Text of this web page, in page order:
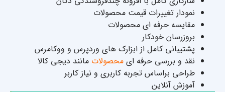
نمودار تغییرات قیمت محصولات
مقایسه حرفه ای محصولات
بروزرسان خودکار
پشتیبانی کامل از ابزارک های وردپرس و ووکامرس
نقد و بررسی حرفه ای محصولات مانند دیجی کالا
طراحی براساس تجربه کاربری و نیاز کاربر
آموزش آنلاین